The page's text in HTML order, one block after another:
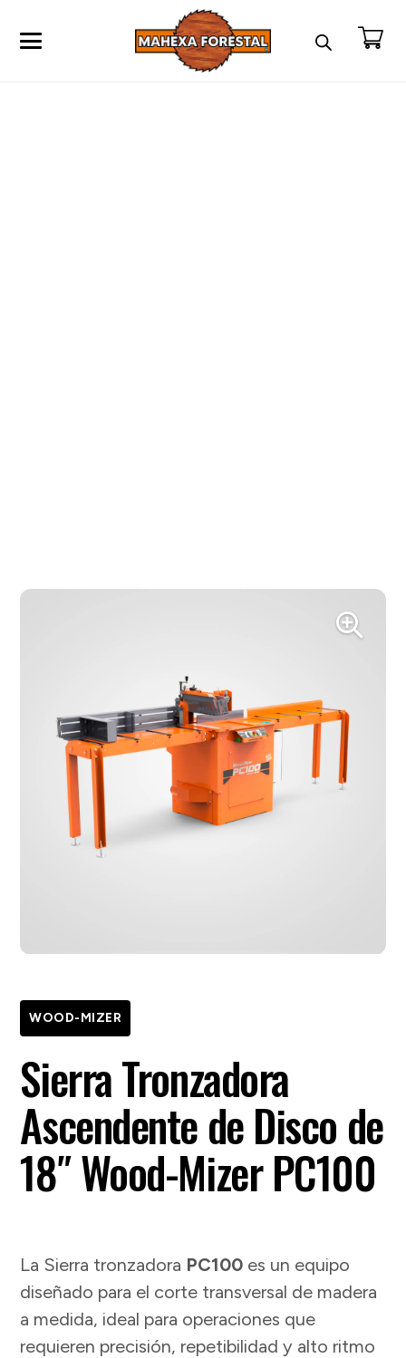
WOOD-MIZER
Sierra Tronzadora
Ascendente de Disco de
18″ Wood-Mizer PC100
La Sierra tronzadora PC100 es un equipo
diseñado para el corte transversal de madera
a medida, ideal para operaciones que
requieren precisión, repetibilidad y alto ritmo